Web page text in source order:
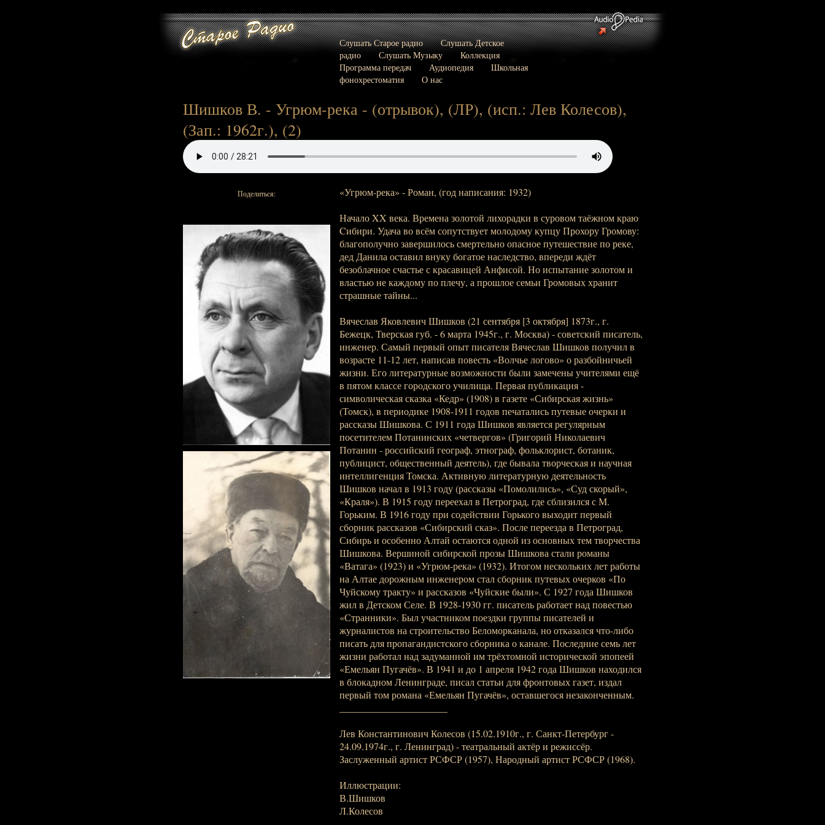
Слушать Старое радио
Слушать Детское
радио
Слушать Музыку
Коллекция
Программа передач
Аудиопедия
Школьная
фонохрестоматия
О нас
Шишков В. - Угрюм-река - (отрывок), (ЛР), (исп.: Лев Колесов),
(Зап.: 1962г.), (2)
Поделиться:
«Угрюм-река» - Роман, (год написания: 1932)
Начало XX века. Времена золотой лихорадки в суровом таёжном краю
Cибири. Удача во всём сопутствует молодому купцу Прохору Громову:
благополучно завершилось смертельно опасное путешествие по реке,
дед Данила оставил внуку богатое наследство, впереди ждёт
безоблачное счастье с красавицей Анфисой. Но испытание золотом и
властью не каждому по плечу, а прошлое семьи Громовых хранит
страшные тайны...
Вячеслав Яковлевич Шишков (21 сентября [3 октября] 1873г., г.
Бежецк, Тверская губ. - 6 марта 1945г., г. Москва) - советский писатель,
инженер. Самый первый опыт писателя Вячеслав Шишков получил в
возрасте 11-12 лет, написав повесть «Волчье логово» о разбойничьей
жизни. Его литературные возможности были замечены учителями ещё
в пятом классе городского училища. Первая публикация -
символическая сказка «Кедр» (1908) в газете «Сибирская жизнь»
(Томск), в периодике 1908-1911 годов печатались путевые очерки и
рассказы Шишкова. С 1911 года Шишков является регулярным
посетителем Потанинских «четвергов» (Григорий Николаевич
Потанин - российский географ, этнограф, фольклорист, ботаник,
публицист, общественный деятель), где бывала творческая и научная
интеллигенция Томска. Активную литературную деятельность
Шишков начал в 1913 году (рассказы «Помолились», «Суд скорый»,
«Краля»). В 1915 году переехал в Петроград, где сблизился с М.
Горьким. В 1916 году при содействии Горького выходит первый
сборник рассказов «Сибирский сказ». После переезда в Петроград,
Сибирь и особенно Алтай остаются одной из основных тем творчества
Шишкова. Вершиной сибирской прозы Шишкова стали романы
«Ватага» (1923) и «Угрюм-река» (1932). Итогом нескольких лет работы
на Алтае дорожным инженером стал сборник путевых очерков «По
Чуйскому тракту» и рассказов «Чуйские были». С 1927 года Шишков
жил в Детском Селе. В 1928-1930 гг. писатель работает над повестью
«Странники». Был участником поездки группы писателей и
журналистов на строительство Беломорканала, но отказался что-либо
писать для пропагандистского сборника о канале. Последние семь лет
жизни работал над задуманной им трёхтомной исторической эпопеей
«Емельян Пугачёв». В 1941 и до 1 апреля 1942 года Шишков находился
в блокадном Ленинграде, писал статьи для фронтовых газет, издал
первый том романа «Емельян Пугачёв», оставшегося незаконченным.
Лев Константинович Колесов (15.02.1910г., г. Санкт-Петербург -
24.09.1974г., г. Ленинград) - театральный актёр и режиссёр.
Заслуженный артист РСФСР (1957), Народный артист РСФСР (1968).
Иллюстрации:
В.Шишков
Л.Колесов